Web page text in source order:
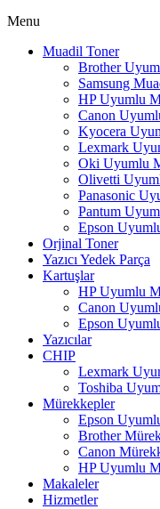
Menu
Muadil Toner
Brother
Samsung
HP Uyumlu
Canon
Kyocera
Lexmark
Oki Uyumlu
Olivetti
Panasonic
Pantum
Epson
Orjinal Toner
Yazıcı Yedek Parça
Kartuşlar
HP Uyumlu
Canon
Epson
Yazıcılar
CHIP
Lexmark
Toshiba
Mürekkepler
Epson
Brother
Canon
HP Uyumlu
Makaleler
Hizmetler